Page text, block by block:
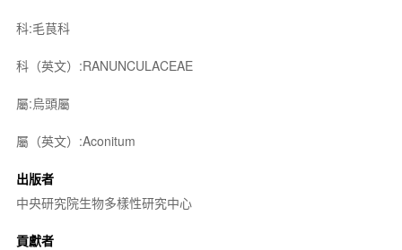
科:毛茛科
科（英文）:RANUNCULACEAE
屬:烏頭屬
屬（英文）:Aconitum
出版者
中央研究院生物多樣性研究中心
貢獻者